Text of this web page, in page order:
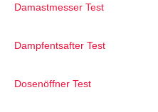
Damastmesser Test
Dampfentsafter Test
Dosenöffner Test